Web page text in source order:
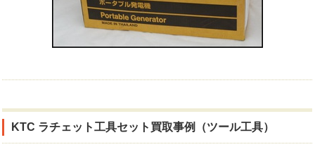
KTC ラチェット工具セット買取事例（ツール工具）